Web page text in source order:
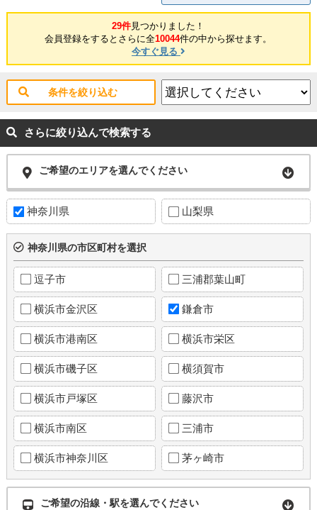
29件見つかりました！
会員登録をするとさらに全10044件の中から探せます。
今すぐ見る
条件を絞り込む
さらに絞り込んで検索する
ご希望のエリアを選んでください
神奈川県 山梨県
神奈川県の市区町村を選択
逗子市 三浦郡葉山町
横浜市金沢区 鎌倉市
横浜市港南区 横浜市栄区
横浜市磯子区 横須賀市
横浜市戸塚区 藤沢市
横浜市南区 三浦市
横浜市神奈川区 茅ヶ崎市
ご希望の沿線・駅を選んでください